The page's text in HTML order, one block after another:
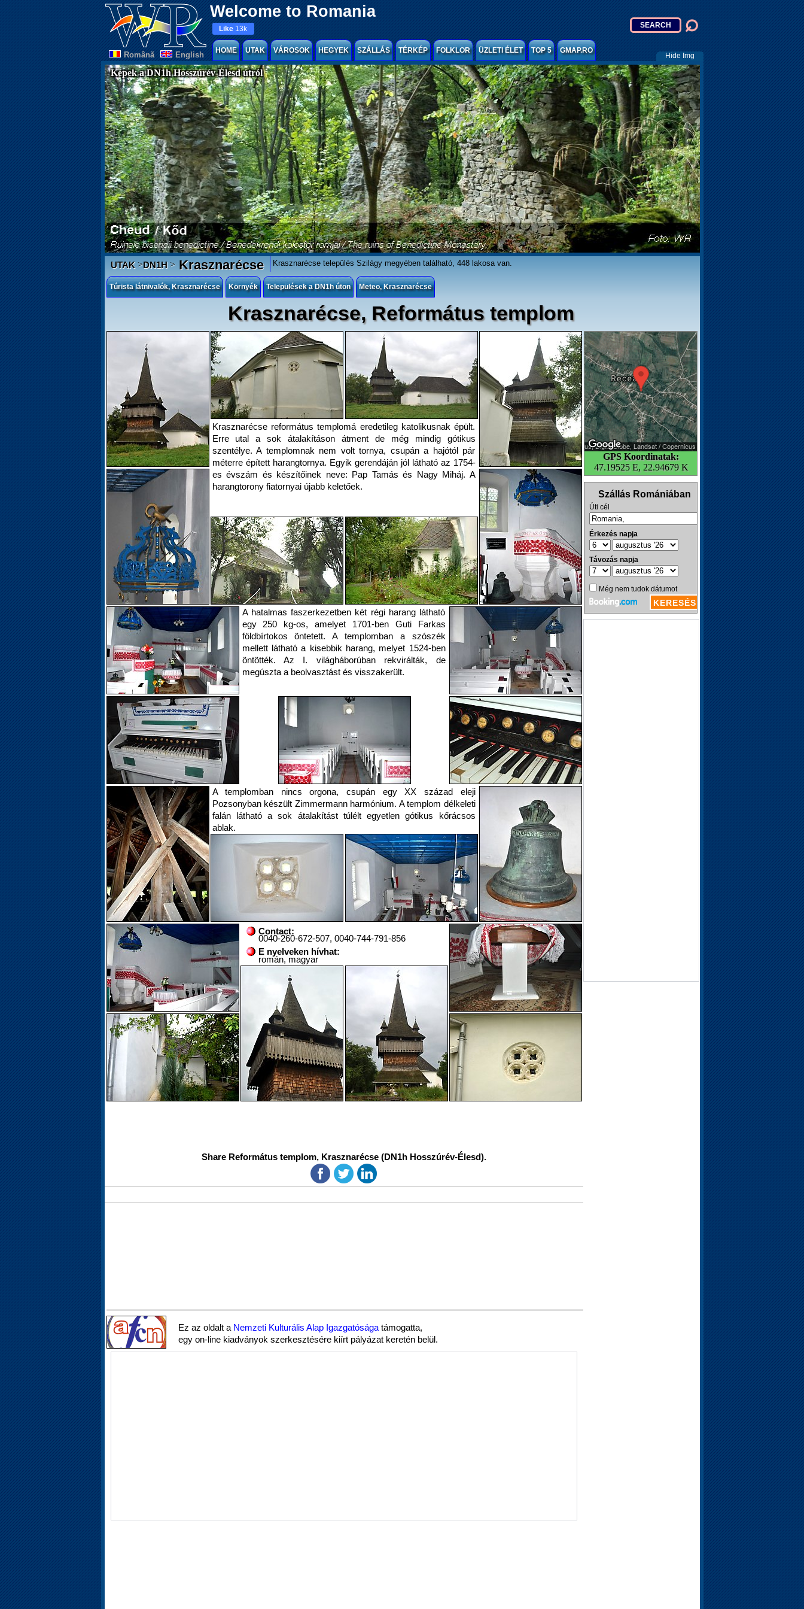
Welcome to Romania
Românã English
Like 13k
HOME UTAK VÁROSOK HEGYEK SZÁLLÁS TÉRKÉP FOLKLOR ÜZLETI ÉLET TOP 5 GMAP.RO
Hide Img
Képek a DN1h Hosszúrév-Élesd útról
UTAK>DN1H>Krasznarécse Krasznarécse település Szilágy megyében található, 448 lakosa van.
Túrista látnivalók, Krasznarécse Környék Települések a DN1h úton Meteo, Krasznarécse
Krasznarécse, Református templom
GPS Koordinatak:
47.19525 E, 22.94679 K
Krasznarécse református templomá eredetileg katolikusnak épült.
Erre utal a sok átalakításon átment de még mindig gótikus
szentélye. A templomnak nem volt tornya, csupán a hajótól pár
méterre épített harangtornya. Egyik gerendáján jól látható az 1754-
es évszám és készítőinek neve: Pap Tamás és Nagy Miháj. A
harangtorony fiatornyai újabb keletőek.
A hatalmas faszerkezetben két régi harang látható
egy 250 kg-os, amelyet 1701-ben Guti Farkas
földbírtokos öntetett. A templomban a szószék
mellett látható a kisebbik harang, melyet 1524-ben
öntötték. Az I. világháborúban rekvirálták, de
megúszta a beolvasztást és visszakerült.
A templomban nincs orgona, csupán egy XX század eleji
Pozsonyban készült Zimmermann harmónium. A templom délkeleti
falán látható a sok átalakítást túlélt egyetlen gótikus kőrácsos
ablak.
Contact:
0040-260-672-507, 0040-744-791-856
E nyelveken hívhat:
román, magyar
Share Református templom, Krasznarécse (DN1h Hosszúrév-Élesd).
Ez az oldalt a Nemzeti Kulturális Alap Igazgatóságatámogatta,
egy on-line kiadványok szerkesztésére kiírt pályázat keretén belül.